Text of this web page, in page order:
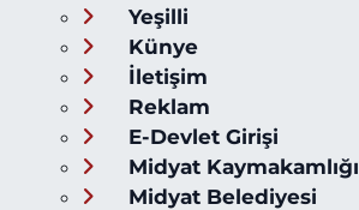
Yeşilli
Künye
İletişim
Reklam
E-Devlet Girişi
Midyat Kaymakamlığı
Midyat Belediyesi